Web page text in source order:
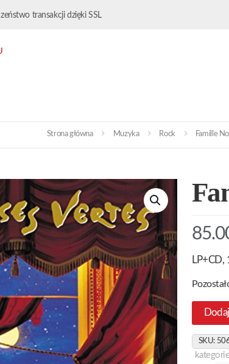
transakcji dzięki SSL
Strona główna Muzyka Rock Famille
LP+CD,
SKU: